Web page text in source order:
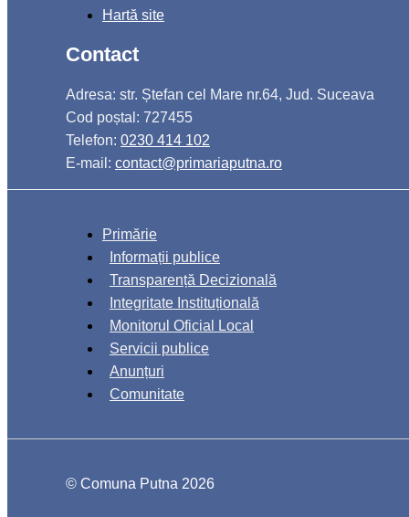
Hartă site
Contact
Adresa: str. Ștefan cel Mare nr.64, Jud. Suceava
Cod poștal: 727455
Telefon: 0230 414 102
E-mail: contact@primariaputna.ro
Primărie
Informații publice
Transparență Decizională
Integritate Instituțională
Monitorul Oficial Local
Servicii publice
Anunțuri
Comunitate
© Comuna Putna 2026